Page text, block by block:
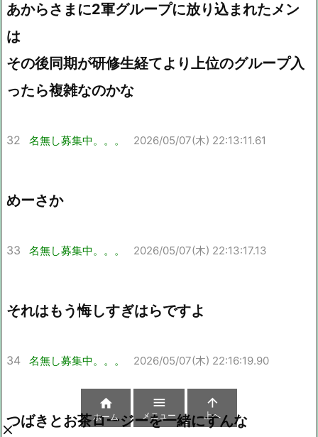
あからさまに2軍グループに放り込まれたメン
は
その後同期が研修生経てより上位のグループ入
ったら複雑なのかな
32 名無し募集中。。。 2026/05/07(木) 22:13:11.61
めーさか
33 名無し募集中。。。 2026/05/07(木) 22:13:17.13
それはもう悔しすぎはらですよ
34 名無し募集中。。。 2026/05/07(木) 22:16:19.90
つばきとお茶ロージーを一緒にすんな

ホーム

メニュー

上へ